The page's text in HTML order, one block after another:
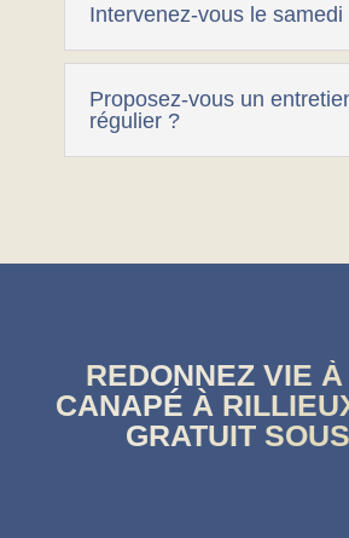
Intervenez-vous le samedi
Proposez-vous un
régulier ?
REDONNEZ VIE
CANAPÉ À
GRATUIT